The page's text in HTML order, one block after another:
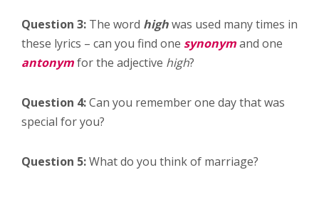
Question 3: The word highwas used many times in
these lyrics – can you find one synonymand one
antonymfor the adjective high?
Question 4:Can you remember one day that was
special for you?
Question 5:What do you think of marriage?